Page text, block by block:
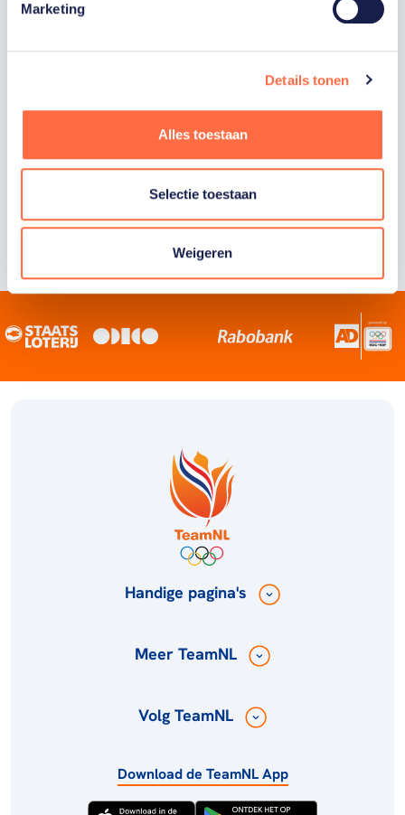
Marketing
Details tonen
Alles toestaan
Selectie toestaan
Weigeren
Staatsloterij is trotse hoofdsponsor van
sportiefste land van de wereld maken.
Handige pagina's
Meer TeamNL
Volg TeamNL
Download de TeamNL App